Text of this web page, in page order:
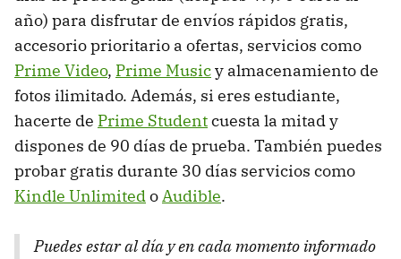
año) para disfrutar de envíos rápidos gratis,
accesorio prioritario a ofertas, servicios como
Prime Video, Prime Musicy almacenamiento de
fotos ilimitado. Además, si eres estudiante,
hacerte de Prime Studentcuesta la mitad y
dispones de 90 días de prueba. También puedes
probar gratis durante 30 días servicios como
Kindle UnlimitedoAudible.
Puedes estar al día y en cada momento informado